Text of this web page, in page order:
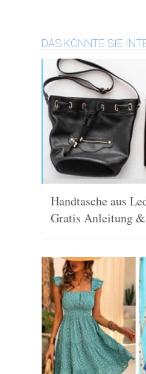
DAS KÖNNTE SIE
Handtasche aus
Gratis Anleitung